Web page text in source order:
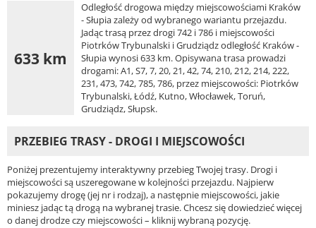
633 km
Odległość drogowa między miejscowościami Kraków
- Słupia zależy od wybranego wariantu przejazdu.
Jadąc trasą przez drogi 742 i 786 i miejscowości
Piotrków Trybunalski i Grudziądz odległość Kraków -
Słupia wynosi 633 km. Opisywana trasa prowadzi
drogami: A1, S7, 7, 20, 21, 42, 74, 210, 212, 214, 222,
231, 473, 742, 785, 786, przez miejscowości: Piotrków
Trybunalski, Łódź, Kutno, Włocławek, Toruń,
Grudziądz, Słupsk.
PRZEBIEG TRASY - DROGI I MIEJSCOWOŚCI
Poniżej prezentujemy interaktywny przebieg Twojej trasy. Drogi i
miejscowości są uszeregowane w kolejności przejazdu. Najpierw
pokazujemy drogę (jej nr i rodzaj), a następnie miejscowości, jakie
miniesz jadąc tą drogą na wybranej trasie. Chcesz się dowiedzieć więcej
o danej drodze czy miejscowości – kliknij wybraną pozycję.